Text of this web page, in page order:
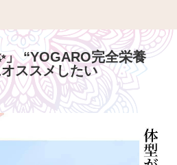
」 “YOGARO完全栄養
ススメしたい